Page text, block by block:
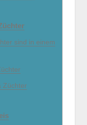
sind in einem
Züchter